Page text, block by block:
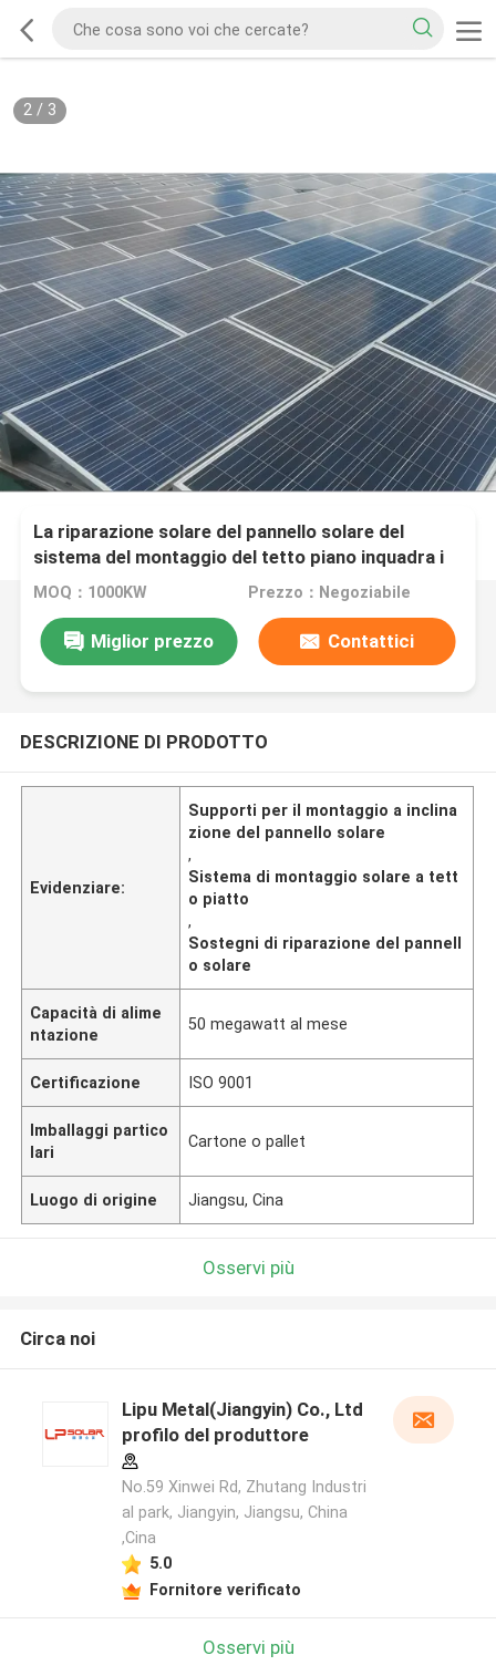
2/ 3
La riparazione solare del pannello solare del
sistema del montaggio del tetto piano inquadra i
supporti di attacco di inclinazione del pannello
MOQ：1000KW Prezzo：Negoziabile
Miglior prezzo Contattici
DESCRIZIONE DI PRODOTTO
Evidenziare:
Supporti per il montaggio a inclina
zione del pannello solare
,
Sistema di montaggio solare a tett
o piatto
,
Sostegni di riparazione del pannell
o solare
Capacità di alime
ntazione
50 megawatt al mese
Certificazione ISO 9001
Imballaggi partico
lari
Cartone o pallet
Luogo di origine Jiangsu, Cina
Osservi più
Circa noi
Lipu Metal(Jiangyin) Co., Ltd
profilo del produttore
No.59 Xinwei Rd, Zhutang Industri
al park, Jiangyin, Jiangsu, China
,Cina
5.0
Fornitore verificato
Osservi più